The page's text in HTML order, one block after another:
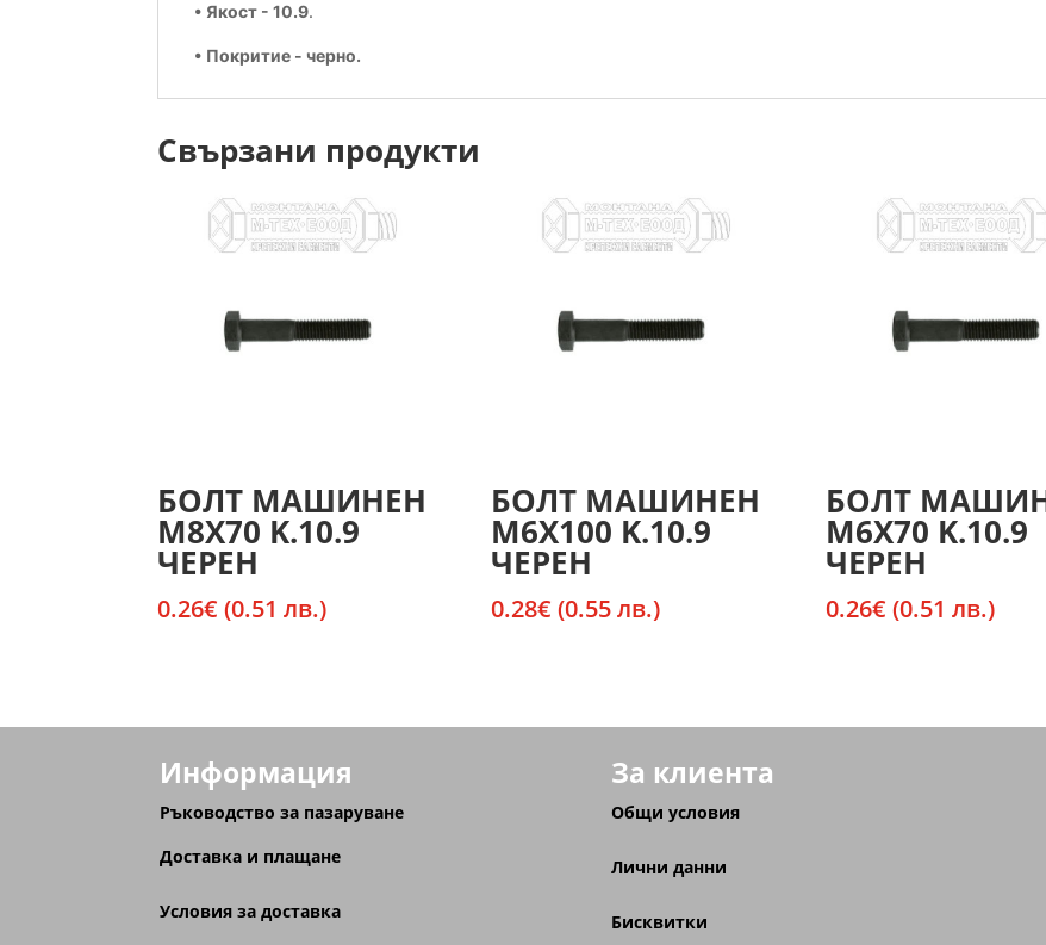
• Якост - 10.9.
• Покритие - черно.
Свързани продукти
БОЛТ МАШИНЕН
М8X70 K.10.9
ЧЕРЕН
0.26€ (0.51 лв.)
БОЛТ МАШИНЕН
М6X100 K.10.9
ЧЕРЕН
0.28€ (0.55 лв.)
БОЛТ
М6X70 K.10.9
ЧЕРЕН
0.26€ (0.51 лв.)
Информация
Ръководство за пазаруване
Доставка и плащане
Условия за доставка
За клиента
Общи условия
Лични данни
Бисквитки